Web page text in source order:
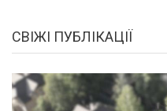
СВІЖІ ПУБЛІКАЦІЇ